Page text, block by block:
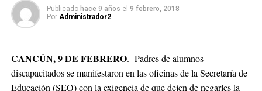
Publicado hace 9 años el 9 febrero, 2018
Por Administrador2
CANCÚN, 9 DE FEBRERO.- Padres de alumnos
discapacitados se manifestaron en las oficinas de la Secretaría de
Educación (SEQ) con la exigencia de que dejen de negarles la